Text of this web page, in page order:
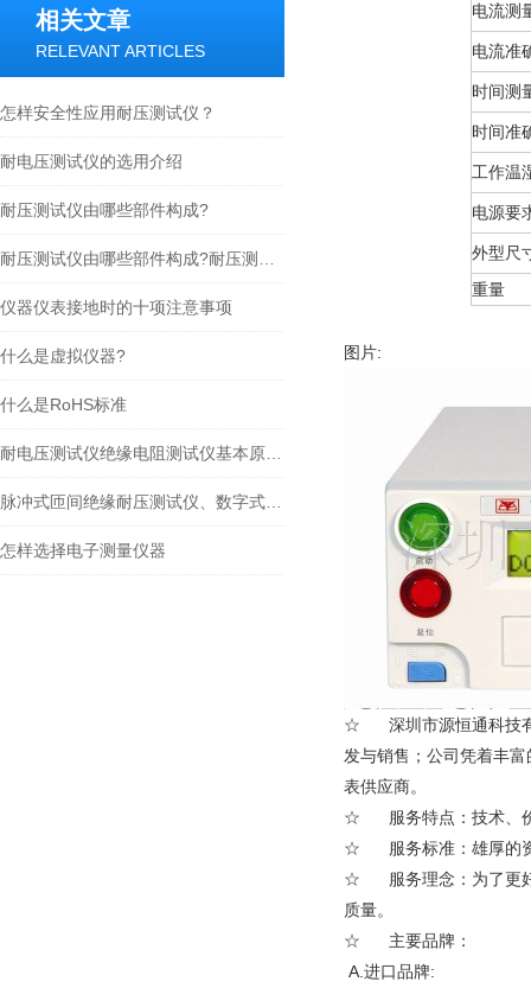
相关文章
RELEVANT ARTICLES
怎样安全性应用耐压测试仪？
耐电压测试仪的选用介绍
耐压测试仪由哪些部件构成?
仪器仪表接地时的十项注意事项
什么是虚拟仪器?
什么是RoHS标准
怎样选择电子测量仪器
电流测
电流准
时间测
时间准
工作温
电源要
外型尺
重量
图片:
☆ 深圳市源恒通科技有
发与销售；公司凭着丰
表供应商。
☆ 服务特点：技术、价
☆ 服务标准：雄厚的资
☆ 服务理念：为了更好
质量。
☆ 主要品牌：
A.进口品牌: